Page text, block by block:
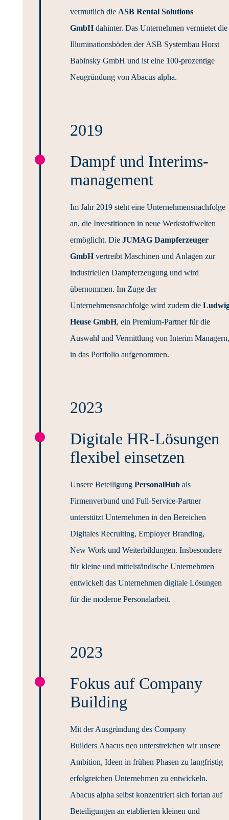
vermutlich die ASB Rental Solutions
GmbHdahinter. Das Unternehmen vermietet die
Illuminationsböden der ASB Systembau Horst
Babinsky GmbH und ist eine 100-prozentige
Neugründung von Abacus alpha.
2019
Dampf und Interims­
management
Im Jahr 2019 steht eine Unternehmensnachfolge
an, die Investitionen in neue Werkstoffwelten
ermöglicht. Die JUMAG Dampferzeuger
GmbHvertreibt Maschinen und Anlagen zur
industriellen Dampferzeugung und wird
übernommen. Im Zuge der
Unternehmensnachfolge wird zudem die
Heuse GmbH, ein Premium-Partner für die
Auswahl und Vermittlung von Interim Managern,
in das Portfolio aufgenommen.
2023
Digitale HR-Lösungen
flexibel einsetzen
Unsere Beteiligung PersonalHubals
Firmenverbund und Full-Service-Partner
unterstützt Unternehmen in den Bereichen
Digitales Recruiting, Employer Branding,
New Work und Weiterbildungen. Insbesondere
für kleine und mittelständische Unternehmen
entwickelt das Unternehmen digitale Lösungen
für die moderne Personalarbeit.
2023
Fokus auf Company
Building
Mit der Ausgründung des Company
Builders Abacus neo unterstreichen wir unsere
Ambition, Ideen in frühen Phasen zu langfristig
erfolgreichen Unternehmen zu entwickeln.
Abacus alpha selbst konzentriert sich fortan auf
Beteiligungen an etablierten kleinen und